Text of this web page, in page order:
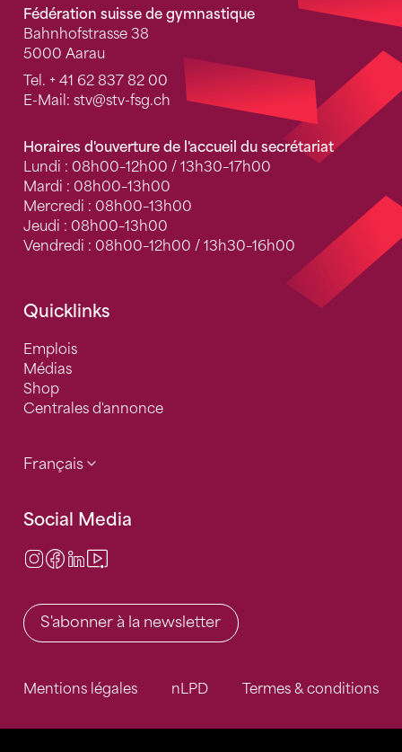
Fédération suisse de gymnastique
Bahnhofstrasse 38
5000 Aarau
Tel. + 41 62 837 82 00
E-Mail: stv@stv-fsg.ch
Horaires d'ouverture de l'accueil du secrétariat
Lundi : 08h00–12h00 / 13h30–17h00
Mardi : 08h00–13h00
Mercredi : 08h00–13h00
Jeudi : 08h00–13h00
Vendredi : 08h00–12h00 / 13h30–16h00
Quicklinks
Emplois
Médias
Shop
Centrales d'annonce
Français
Social Media
Instagram
Facebook
LinkedIn
S'abonner à la newsletter
Mentions légales nLPD Termes & conditions